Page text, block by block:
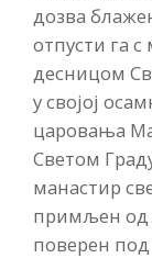
дозва
отпусти га
десницом
у својој
царовања
Светом
манастир
примљен од
поверен